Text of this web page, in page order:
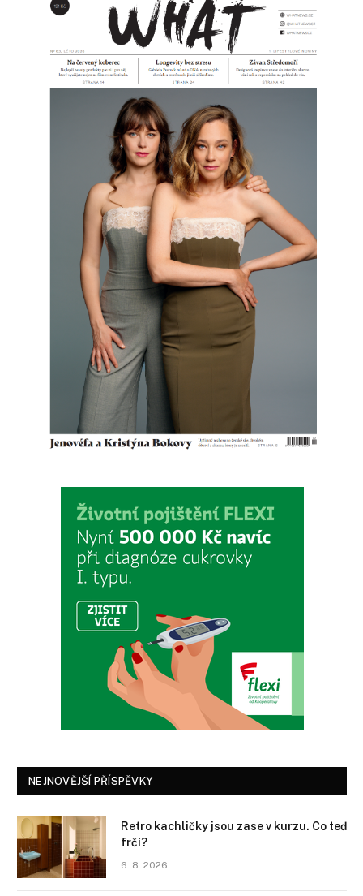
NEJNOVĚJŠÍ PŘÍSPĚVKY
Retro kachličky jsou zase v kurzu. Co teď
frčí?
6. 8. 2026